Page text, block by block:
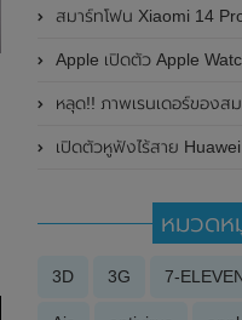
สมาร์ทโฟน Xiaomi 14 Pro อา
Apple เปิดตัว Apple Watch
หลุด!! ภาพเรนเดอร์ของสมาร์ทโฟน Samsung
เปิดตัวหูฟังไร้สาย Huawei FreeBuds 5 อย่างเป็นทางการแล้ว มาพร้อมดีไซน์
หมวดห
3D 3G 7-